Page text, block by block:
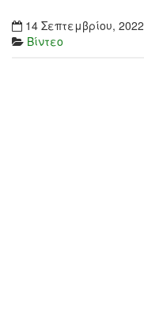
14 Σεπτεμβρίου, 2022
Βίντεο